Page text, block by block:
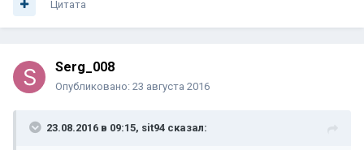
Цитата
Serg_008
Опубликовано: 23 августа 2016
23.08.2016 в 09:15, sit94 сказал: